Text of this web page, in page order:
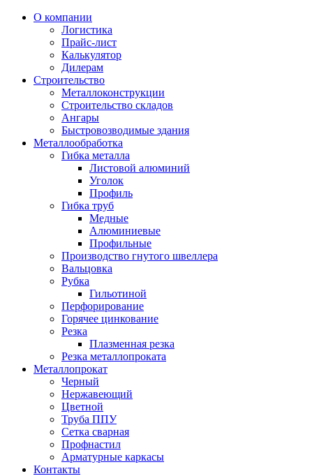
О компании
Логистика
Прайс-лист
Калькулятор
Дилерам
Строительство
Металлоконструкции
Строительство складов
Ангары
Быстровозводимые здания
Металлообработка
Гибка металла
Листовой алюминий
Уголок
Профиль
Гибка труб
Медные
Алюминиевые
Профильные
Производство гнутого швеллера
Вальцовка
Рубка
Гильотиной
Перфорирование
Горячее цинкование
Резка
Плазменная резка
Резка металлопроката
Металлопрокат
Черный
Нержавеющий
Цветной
Труба ППУ
Сетка сварная
Профнастил
Арматурные каркасы
Контакты